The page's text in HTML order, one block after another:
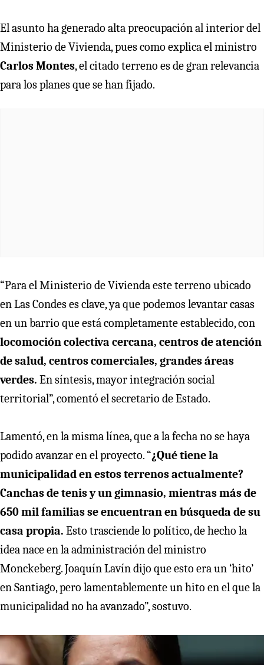
El asunto ha generado alta preocupación al interior del
Ministerio de Vivienda, pues como explica el ministro
Carlos Montes, el citado terreno es de gran relevancia
para los planes que se han fijado.
“Para el Ministerio de Vivienda este terreno ubicado
en Las Condes es clave, ya que podemos levantar casas
en un barrio que está completamente establecido, con
locomoción colectiva cercana, centros de atención
de salud, centros comerciales, grandes áreas
verdes. En síntesis, mayor integración social
territorial”, comentó el secretario de Estado.
Lamentó, en la misma línea, que a la fecha no se haya
podido avanzar en el proyecto. “¿Qué tiene la
municipalidad en estos terrenos actualmente?
Canchas de tenis y un gimnasio, mientras más de
650 mil familias se encuentran en búsqueda de su
casa propia. Esto trasciende lo político, de hecho la
idea nace en la administración del ministro
Monckeberg. Joaquín Lavín dijo que esto era un ‘hito’
en Santiago, pero lamentablemente un hito en el que la
municipalidad no ha avanzado”, sostuvo.